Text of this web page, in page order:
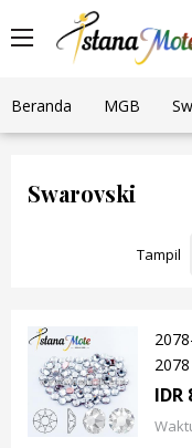
Beranda MGB
Swarovski
Tampil
IDR